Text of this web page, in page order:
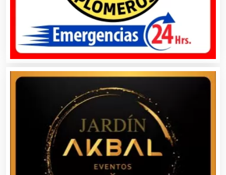
Alquiler de Autos
Alquiler de Equipos para Fiestas
Alquiler de Sillas y Mesas
Alquiler de Trajes de Etiqueta
Alta Costura